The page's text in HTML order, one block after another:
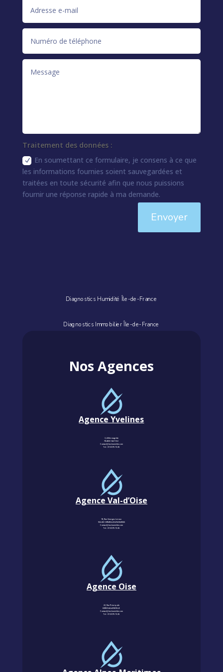
Traitement des données :
En soumettant ce formulaire, je consens à ce que
les informations fournies soient sauvegardées et
traitées en toute sécurité afin que nous puissions
fournir une réponse rapide à ma demande.
Envoyer
Diagnostics Humidité Île-de-France
Diagnostics Immobilier Île-de-France
Nos Agences
Agence Yvelines
3, Allée magritte
78400 CHATOU
Contact@km-humidite.com
Tel :01 30 76 13 26
Agence Val-d’Oise
18, Rue Georges Leroux
95240 CORMEILLES-EN-PARISIS
Contact@km-humidite.com
Tel :01 30 76 13 26
Agence Oise
22, Rue Principale
60850 LALANDELLE
Contact@km-humidite.com
Tel :01 30 76 13 26